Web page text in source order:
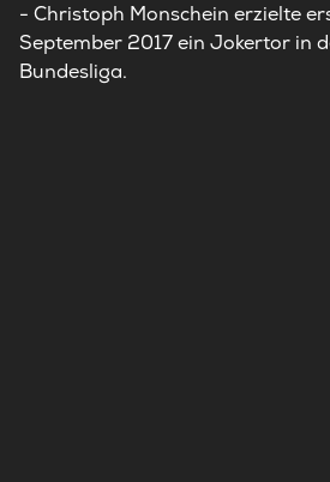
- Christoph Monschein erzielte
September 2017 ein Jokertor in
Bundesliga.